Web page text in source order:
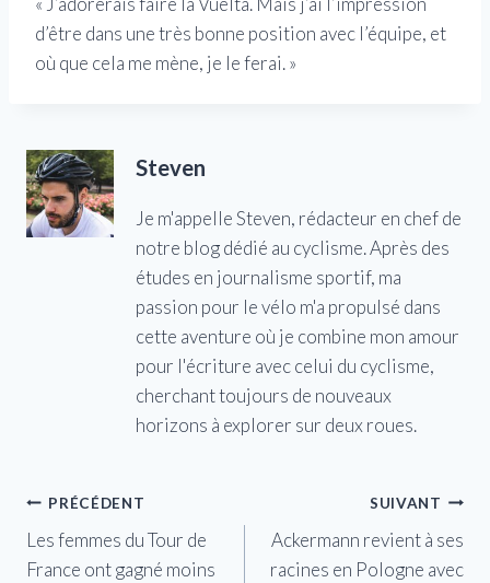
d’être dans une très bonne position avec l’équipe, et
où que cela me mène, je le ferai. »
Steven
Je m'appelle Steven, rédacteur en chef de
notre blog dédié au cyclisme. Après des
études en journalisme sportif, ma
passion pour le vélo m'a propulsé dans
cette aventure où je combine mon amour
pour l'écriture avec celui du cyclisme,
cherchant toujours de nouveaux
horizons à explorer sur deux roues.
Navigation
de
PRÉCÉDENT
Les femmes du Tour de
France ont gagné moins
SUIVANT
Ackermann revient à ses
racines en Pologne avec